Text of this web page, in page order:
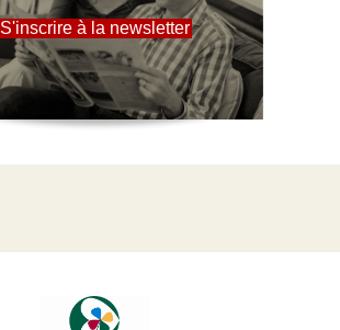
S'inscrire à la newsletter